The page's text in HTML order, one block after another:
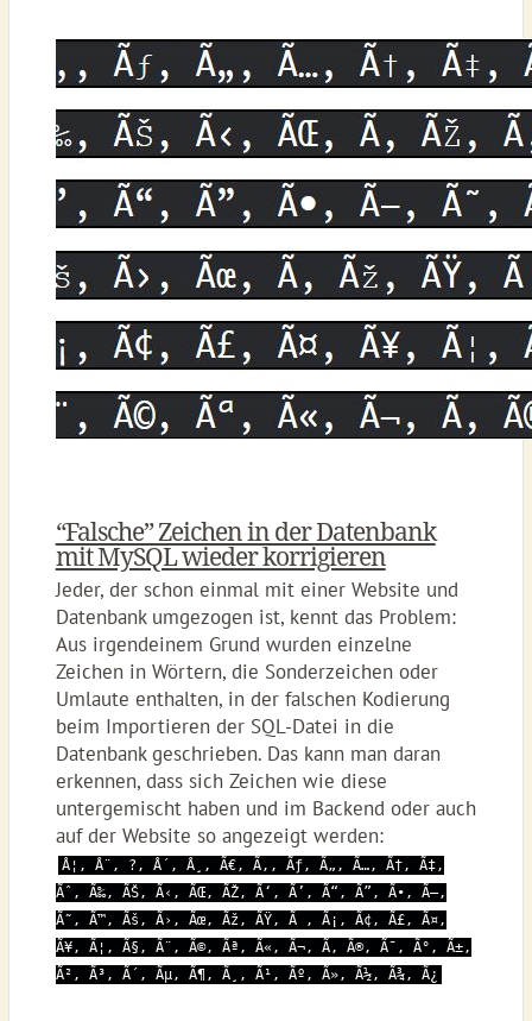
“Falsche” Zeichen in der Datenbank
mit MySQL wieder korrigieren
Jeder, der schon einmal mit einer Website und
Datenbank umgezogen ist, kennt das Problem:
Aus irgendeinem Grund wurden einzelne
Zeichen in Wörtern, die Sonderzeichen oder
Umlaute enthalten, in der falschen Kodierung
beim Importieren der SQL-Datei in die
Datenbank geschrieben. Das kann man daran
erkennen, dass sich Zeichen wie diese
untergemischt haben und im Backend oder auch
auf der Website so angezeigt werden:
Â¦, Â¨, ?, Â´, Â¸, Ã€, Ã‚, Ãƒ, Ã„, Ã…, Ã†, Ã‡,
Ãˆ, Ã‰, ÃŠ, Ã‹, ÃŒ, ÃŽ, Ã‘, Ã’, Ã“, Ã”, Ã•, Ã–,
Ã˜, Ã™, Ãš, Ã›, Ãœ, Ãž, ÃŸ, Ã , Ã¡, Ã¢, Ã£, Ã¤,
Ã¥, Ã¦, Ã§, Ã¨, Ã©, Ãª, Ã«, Ã¬, Ã­, Ã®, Ã¯, Ã°, Ã±,
Ã², Ã³, Ã´, Ãµ, Ã¶, Ã¸, Ã¹, Ãº, Ã», Ã½, Ã¾, Ã¿